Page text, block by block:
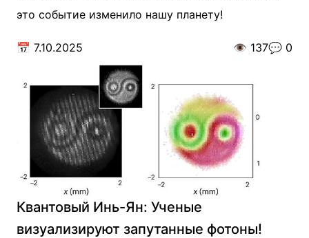
это событие изменило нашу планету!
📅 7.10.2025 👁️ 137💬 0
Квантовый Инь-Ян: Ученые
визуализируют запутанные фотоны!